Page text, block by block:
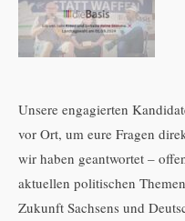
Unsere engagierten
vor Ort, um eure Fragen
wir haben geantwortet –
aktuellen politischen
Zukunft Sachsens und